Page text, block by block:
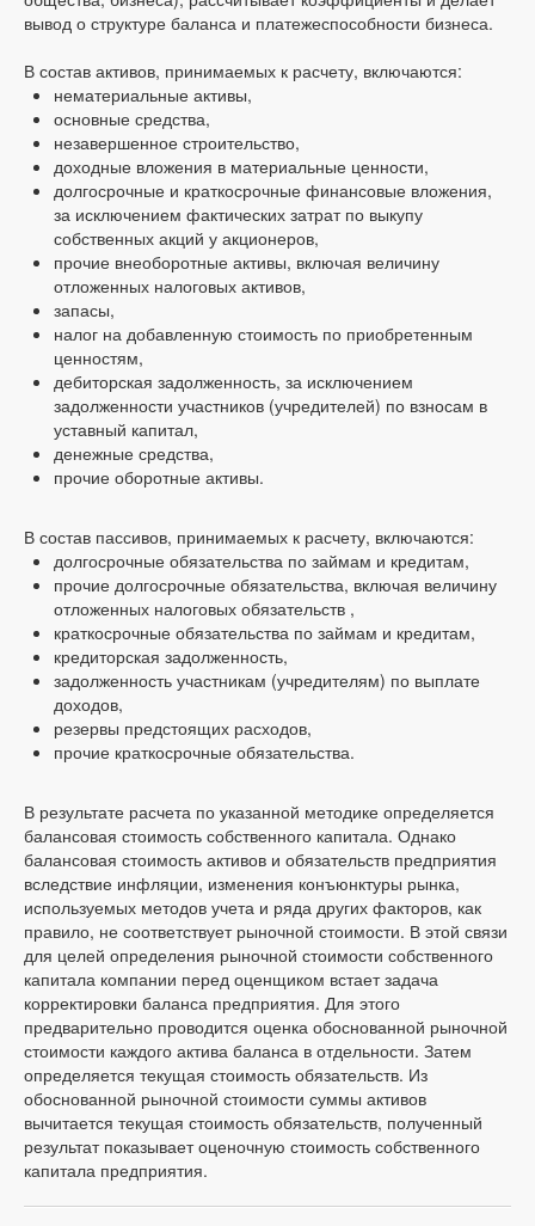
вывод о структуре баланса и платежеспособности бизнеса.
В состав активов, принимаемых к расчету, включаются:
нематериальные активы,
основные средства,
незавершенное строительство,
доходные вложения в материальные ценности,
долгосрочные и краткосрочные финансовые вложения,
за исключением фактических затрат по выкупу
собственных акций у акционеров,
прочие внеоборотные активы, включая величину
отложенных налоговых активов,
запасы,
налог на добавленную стоимость по приобретенным
ценностям,
дебиторская задолженность, за исключением
задолженности участников (учредителей) по взносам в
уставный капитал,
денежные средства,
прочие оборотные активы.
В состав пассивов, принимаемых к расчету, включаются:
долгосрочные обязательства по займам и кредитам,
прочие долгосрочные обязательства, включая величину
отложенных налоговых обязательств ,
краткосрочные обязательства по займам и кредитам,
кредиторская задолженность,
задолженность участникам (учредителям) по выплате
доходов,
резервы предстоящих расходов,
прочие краткосрочные обязательства.
В результате расчета по указанной методике определяется
балансовая стоимость собственного капитала. Однако
балансовая стоимость активов и обязательств предприятия
вследствие инфляции, изменения конъюнктуры рынка,
используемых методов учета и ряда других факторов, как
правило, не соответствует рыночной стоимости. В этой связи
для целей определения рыночной стоимости собственного
капитала компании перед оценщиком встает задача
корректировки баланса предприятия. Для этого
предварительно проводится оценка обоснованной рыночной
стоимости каждого актива баланса в отдельности. Затем
определяется текущая стоимость обязательств. Из
обоснованной рыночной стоимости суммы активов
вычитается текущая стоимость обязательств, полученный
результат показывает оценочную стоимость собственного
капитала предприятия.